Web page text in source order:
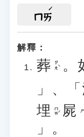
ㄇㄞ
解釋：
葬 ㄗㄤˋ 。
」、「
埋 ㄇㄞˊ 屍 ㄕ
」。